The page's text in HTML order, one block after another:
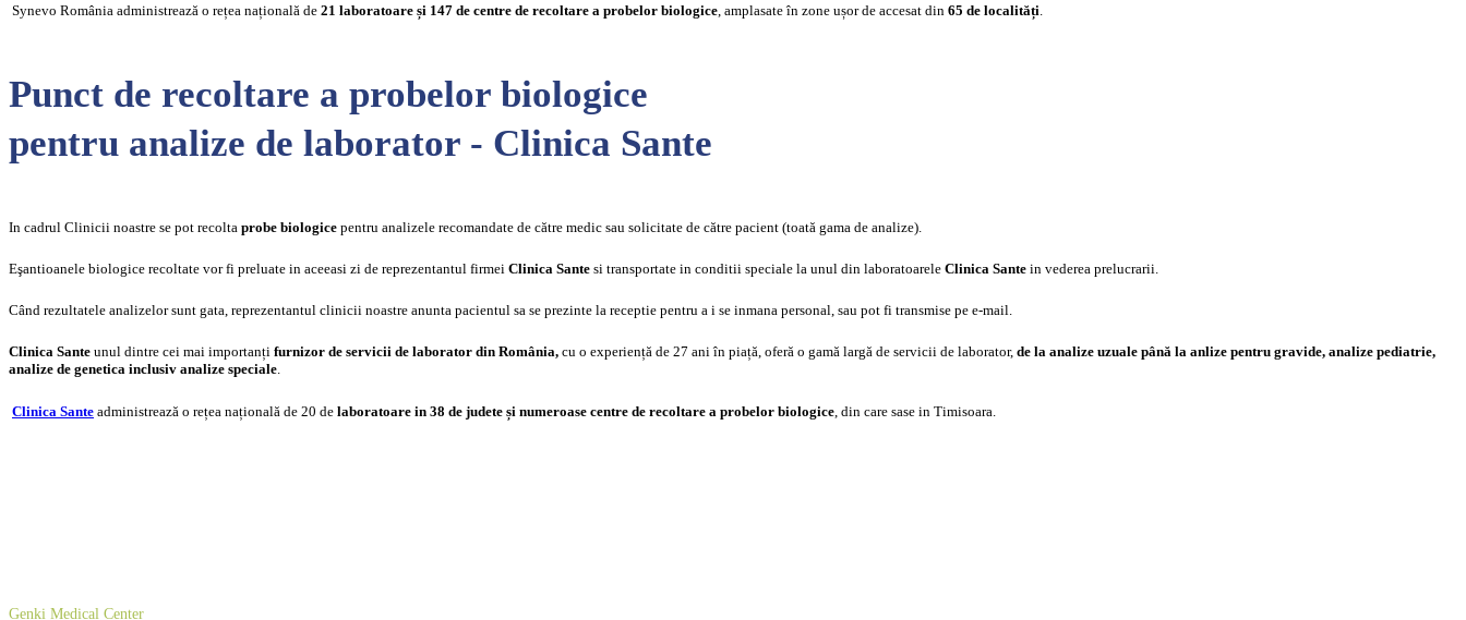
Synevo România administrează o rețea națională de 21 laboratoare și 147 de centre de recoltare a probelor biologice , amplasate în zone ușor de accesat din 65 de localități
Punct de recoltare a probelor biologice
pentru analize de laborator - Clinica Sante
In cadrul Clinicii noastre se pot recolta probe biologice pentru analizele recomandate de către medic sau solicitate de către pacient (toată gama de analize).
Eşantioanele biologice recoltate vor fi preluate in aceeasi zi de reprezentantul firmei Clinica Sante si transportate in conditii speciale la unul din laboratoarele Clinica Sante in vederea prelucrarii.
Când rezultatele analizelor sunt gata, reprezentantul clinicii noastre anunta pacientul sa se prezinte la receptie pentru a i se inmana personal, sau pot fi transmise pe e-mail.
Clinica Sante unul dintre cei mai importanți furnizor de servicii de laborator din România, cu o experiență de 27 ani în piață, oferă o gamă largă de servicii de laborator, de la analize uzuale până la anlize pentru gravide, analize pediatrie,
analize de genetica inclusiv analize speciale.
Clinica Sante administrează o rețea națională de 20 de laboratoare in 38 de judete și numeroase centre de recoltare a probelor biologice , din care sase in Timisoara.
Genki Medical Center